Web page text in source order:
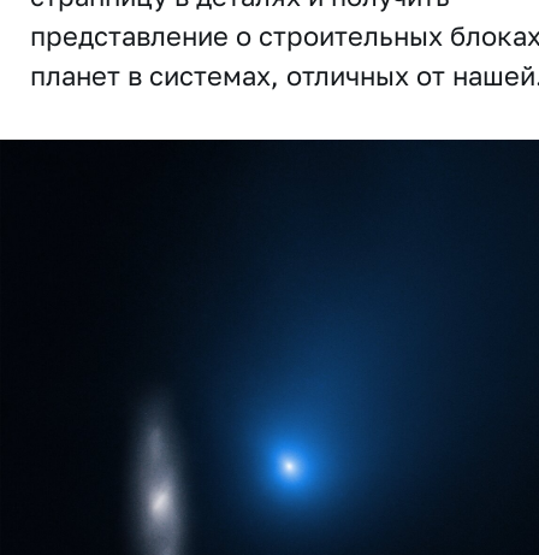
представление о строительных
планет в системах, отличных от